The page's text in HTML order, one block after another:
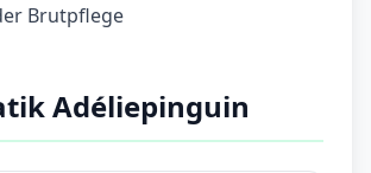
Brutpflege
Adéliepinguin